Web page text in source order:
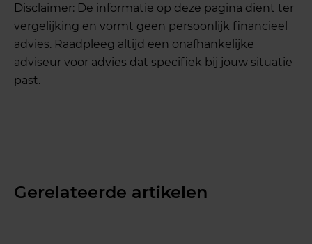
Disclaimer: De informatie op deze pagina dient ter
vergelijking en vormt geen persoonlijk financieel
advies. Raadpleeg altijd een onafhankelijke
adviseur voor advies dat specifiek bij jouw situatie
past.
Gerelateerde artikelen